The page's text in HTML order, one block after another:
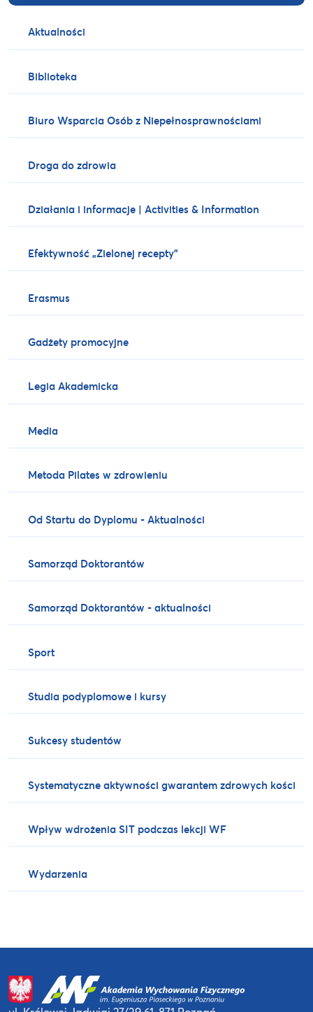
Aktualności
Biblioteka
Biuro Wsparcia Osób z Niepełnosprawnościami
Droga do zdrowia
Działania i informacje | Activities & Information
Efektywność „Zielonej recepty”
Erasmus
Gadżety promocyjne
Legia Akademicka
Media
Metoda Pilates w zdrowieniu
Od Startu do Dyplomu - Aktualności
Samorząd Doktorantów
Samorząd Doktorantów - aktualności
Sport
Studia podyplomowe i kursy
Sukcesy studentów
Systematyczne aktywności gwarantem zdrowych kości
Wpływ wdrożenia SIT podczas lekcji WF
Wydarzenia